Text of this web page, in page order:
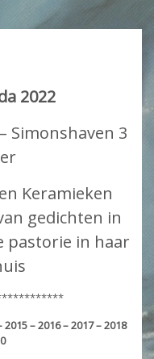
2022
Simonshaven 3
Keramieken
gedichten in
pastorie in haar
– 2016 – 2017 – 2018